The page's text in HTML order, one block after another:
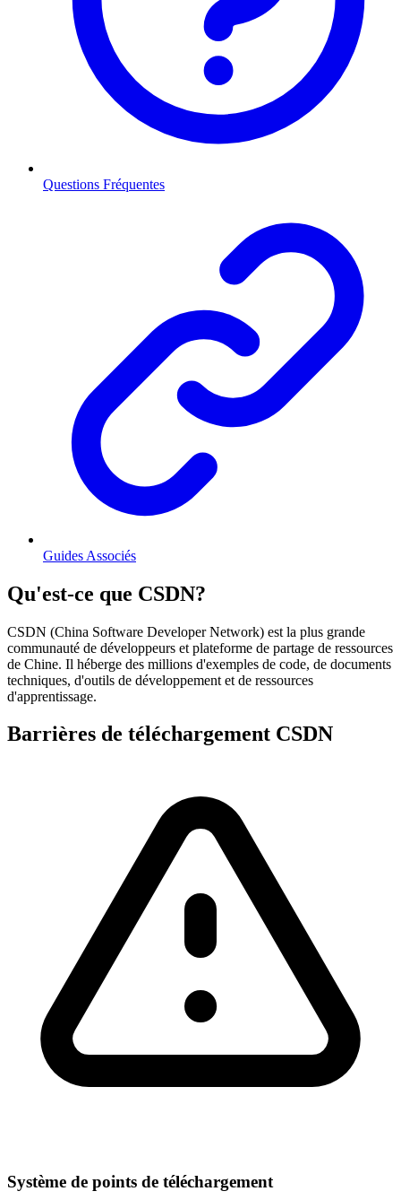
Questions Fréquentes
Guides Associés
Qu'est-ce que CSDN?
CSDN (China Software Developer Network) est la plus grande
communauté de développeurs et plateforme de partage de ressources
de Chine. Il héberge des millions d'exemples de code, de documents
techniques, d'outils de développement et de ressources
d'apprentissage.
Barrières de téléchargement CSDN
Système de points de téléchargement